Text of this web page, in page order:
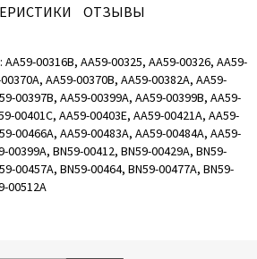
ОТЗЫВЫ
00316B, AA59-00325, AA59-00326, AA59-
AA59-00370B, AA59-00382A, AA59-
00397B, AA59-00399A, AA59-00399B, AA59-
00401C, AA59-00403E, AA59-00421A, AA59-
00466A, AA59-00483A, AA59-00484A, AA59-
00399A, BN59-00412, BN59-00429A, BN59-
00457A, BN59-00464, BN59-00477A, BN59-
00512A